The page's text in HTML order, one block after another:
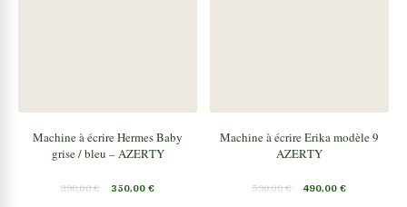
Machine à écrire Hermes Baby
grise / bleu – AZERTY
390,00€ 350,00€
Machine à écrire Erika modèle 9
AZERTY
590,00€ 490,00€